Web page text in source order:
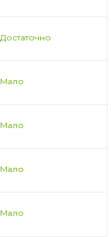
Достаточно
Мало
Мало
Мало
Мало